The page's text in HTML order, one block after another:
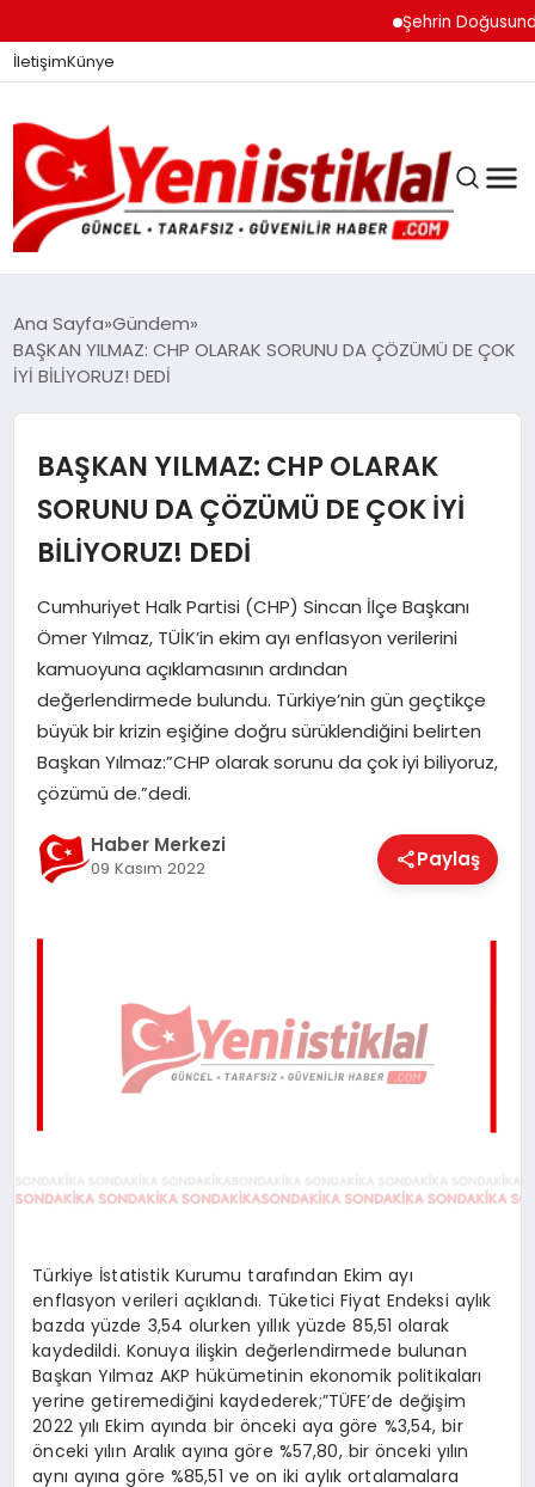
Şehrin Doğusundan
İletişimKünye
GÜNDEM
DÜNYA
EĞITIM
EKONOMI
MAGAZIN
TEKNOLOJI
Ana Sayfa Gündem
BAŞKAN YILMAZ: CHP OLARAK SORUNU DA ÇÖZÜMÜ DE ÇOK
İYİ BİLİYORUZ! DEDİ
BAŞKAN YILMAZ: CHP OLARAK
SORUNU DA ÇÖZÜMÜ DE ÇOK İYİ
BİLİYORUZ! DEDİ
Cumhuriyet Halk Partisi (CHP) Sincan İlçe Başkanı
Ömer Yılmaz, TÜİK’in ekim ayı enflasyon verilerini
kamuoyuna açıklamasının ardından
değerlendirmede bulundu. Türkiye’nin gün geçtikçe
büyük bir krizin eşiğine doğru sürüklendiğini belirten
Başkan Yılmaz:”CHP olarak sorunu da çok iyi biliyoruz,
çözümü de.”dedi.
Haber Merkezi
09 Kasım 2022 Paylaş
Türkiye İstatistik Kurumu tarafından Ekim ayı
enflasyon verileri açıklandı. Tüketici Fiyat Endeksi aylık
bazda yüzde 3,54 olurken yıllık yüzde 85,51 olarak
kaydedildi. Konuya ilişkin değerlendirmede bulunan
Başkan Yılmaz AKP hükümetinin ekonomik politikaları
yerine getiremediğini kaydederek;”TÜFE’de değişim
2022 yılı Ekim ayında bir önceki aya göre %3,54, bir
önceki yılın Aralık ayına göre %57,80, bir önceki yılın
aynı ayına göre %85,51 ve on iki aylık ortalamalara